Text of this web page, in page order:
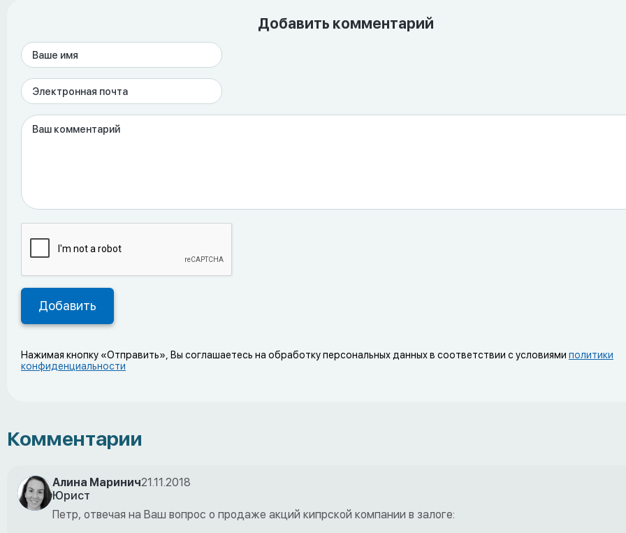
Добавить комментарий
Нажимая кнопку «Отправить», Вы соглашаетесь на обработку персональных данных в соответствии с условиями политики
конфиденциальности
Комментарии
Алина Маринич21.11.2018
Юрист
Петр, отвечая на Ваш вопрос о продаже акций кипрской компании в залоге: